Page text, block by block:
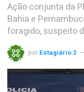
Ação conjunta da
Bahia e
foragido, suspeito
por Estagiário 2